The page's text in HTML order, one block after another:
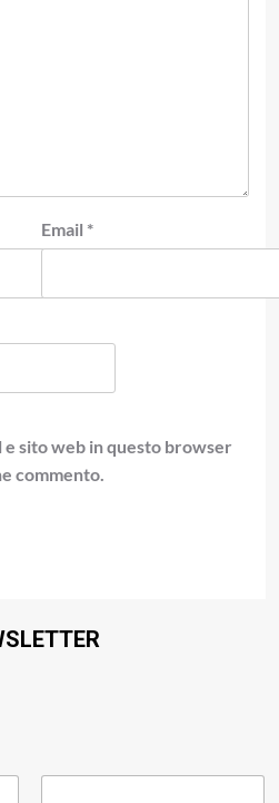
Email *
e sito web in questo browser
commento.